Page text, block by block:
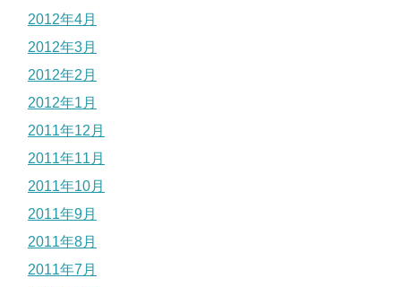
2012年4月
2012年3月
2012年2月
2012年1月
2011年12月
2011年11月
2011年10月
2011年9月
2011年8月
2011年7月